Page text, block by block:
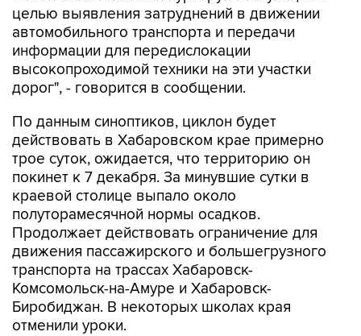
целью выявления затруднений в движении
автомобильного транспорта и передачи
информации для передислокации
высокопроходимой техники на эти участки
дорог", - говорится в сообщении.
По данным синоптиков, циклон будет
действовать в Хабаровском крае примерно
трое суток, ожидается, что территорию он
покинет к 7 декабря. За минувшие сутки в
краевой столице выпало около
полуторамесячной нормы осадков.
Продолжает действовать ограничение для
движения пассажирского и большегрузного
транспорта на трассах Хабаровск-
Комсомольск-на-Амуре и Хабаровск-
Биробиджан. В некоторых школах края
отменили уроки.